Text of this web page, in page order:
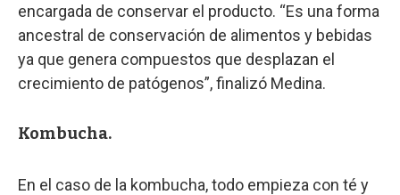
encargada de conservar el producto. “Es una forma
ancestral de conservación de alimentos y bebidas
ya que genera compuestos que desplazan el
crecimiento de patógenos”, finalizó Medina.
Kombucha.
En el caso de la kombucha, todo empieza con té y